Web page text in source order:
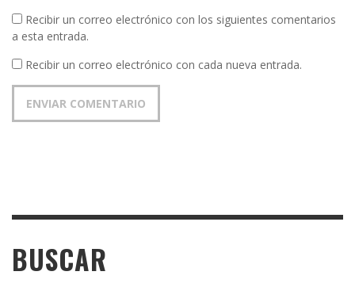
Recibir un correo electrónico con los siguientes comentarios
a esta entrada.
Recibir un correo electrónico con cada nueva entrada.
BUSCAR